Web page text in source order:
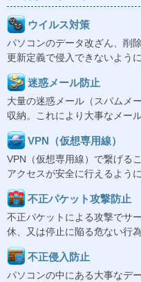
ウイルス対策
パソコンのデータ改ざん、削
更新定義で侵入できないよう
迷惑メール防止
大量の迷惑メール（スパムメ
収納。これにより大事なメー
VPN（仮想専用線）
VPN（仮想専用線）で繋げる
アクセスが安全に行えるよう
不正パケット攻撃防止
不正パケットによる攻撃でサ
休、又は停止に陥る危ない行
不正侵入防止
パソコンの中にある大事なデ